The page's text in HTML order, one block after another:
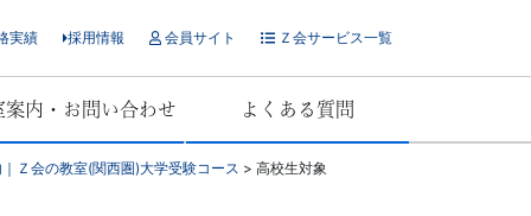
実績 採用情報 会員サイト Ｚ会サービス一覧
案内・お問い合わせ よくある質問
Ｚ会の教室(関西圏)大学受験コース > 高校生対象